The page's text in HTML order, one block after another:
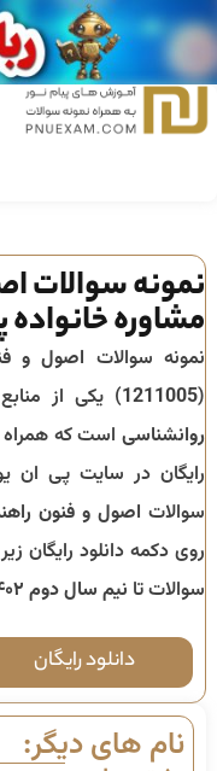
نمونه سوالات
مشاوره خانواده
نمونه سوالات اصول و
(
1211005) یکی از
روانشناسی است که همراه
رایگان در سایت پی ان
سوالات اصول و فنون
سوالات تا نیم سال دوم ۱۴۰۲ – ۱۴۰۱
دانلود رایگان
نام های دیگر: